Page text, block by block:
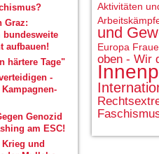
Graz:
bundesweite
aufbauen!
härtere Tage"
-
Genozid
am ESC!
Krieg und
Aktivitäten
und
Europa
oben - Wir